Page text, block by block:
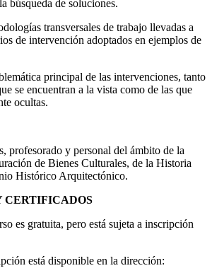
búsqueda de soluciones.
transversales de trabajo llevadas a
de intervención adoptados en ejemplos de
principal de las intervenciones, tanto
se encuentran a la vista como de las que
ocultas.
profesorado y personal del ámbito de la
de Bienes Culturales, de la Historia
Histórico Arquitectónico.
CERTIFICADOS
es gratuita, pero está sujeta a inscripción
está disponible en la dirección: